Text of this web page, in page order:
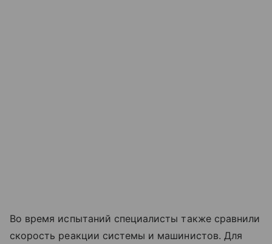
Во время испытаний специалисты также сравнили
скорость реакции системы и машинистов. Для